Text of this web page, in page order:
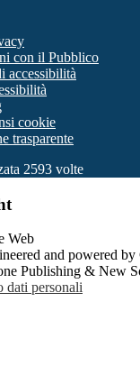
con il Pubblico
accessibilità
cookie
trasparente
2593 volte
and powered
Publishing & New
dati personali